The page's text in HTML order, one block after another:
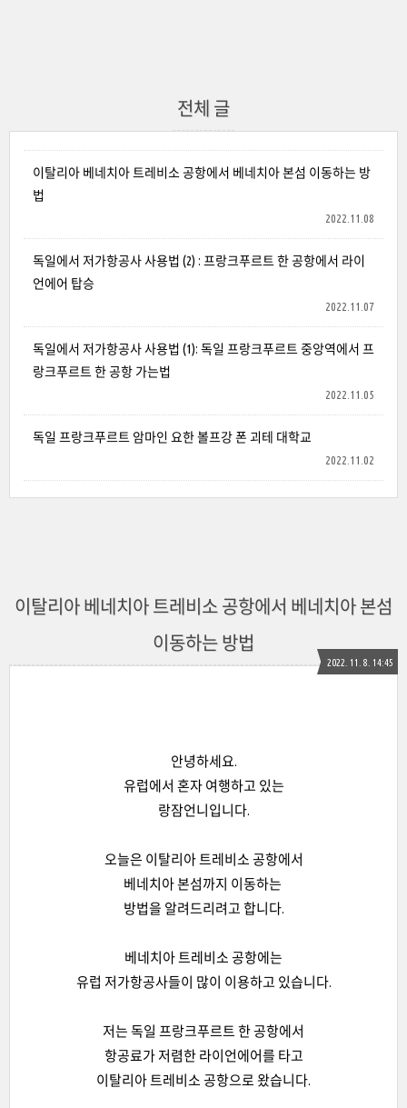
전체 글
이탈리아 베네치아 트레비소 공항에서 베네치아 본섬 이동하는 방
법
2022.11.08
독일에서 저가항공사 사용법 (2) : 프랑크푸르트 한 공항에서 라이
언에어 탑승
2022.11.07
독일에서 저가항공사 사용법 (1): 독일 프랑크푸르트 중앙역에서 프
랑크푸르트 한 공항 가는법
2022.11.05
독일 프랑크푸르트 암마인 요한 볼프강 폰 괴테 대학교
2022.11.02
이탈리아 베네치아 트레비소 공항에서 베네치아 본섬
이동하는 방법
2022. 11. 8. 14:45
안녕하세요.
유럽에서 혼자 여행하고 있는
랑잠언니입니다.
오늘은 이탈리아 트레비소 공항에서
베네치아 본섬까지 이동하는
방법을 알려드리려고 합니다.
베네치아 트레비소 공항에는
유럽 저가항공사들이 많이 이용하고 있습니다.
저는 독일 프랑크푸르트 한 공항에서
항공료가 저렴한 라이언에어를 타고
이탈리아 트레비소 공항으로 왔습니다.